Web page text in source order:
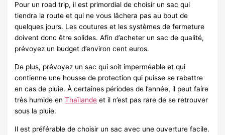
Pour un road trip, il est primordial de choisir un sac qui
tiendra la route et qui ne vous lâchera pas au bout de
quelques jours. Les coutures et les systèmes de fermeture
doivent donc être solides. Afin d’acheter un sac de qualité,
prévoyez un budget d’environ cent euros.
De plus, prévoyez un sac qui soit imperméable et qui
contienne une housse de protection qui puisse se rabattre
en cas de pluie. À certaines périodes de l’année, il peut faire
très humide enThaïlande et il n’est pas rare de se retrouver
sous la pluie.
Il est préférable de choisir un sac avec une ouverture facile.